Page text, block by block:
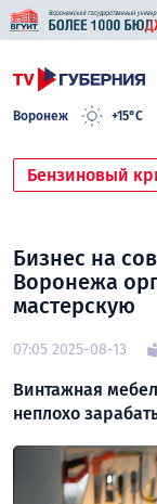
Воронеж +15°C
Бензиновый
Бизнес на
Воронежа
мастерскую
07:05 2025-08-13
Винтажная
неплохо